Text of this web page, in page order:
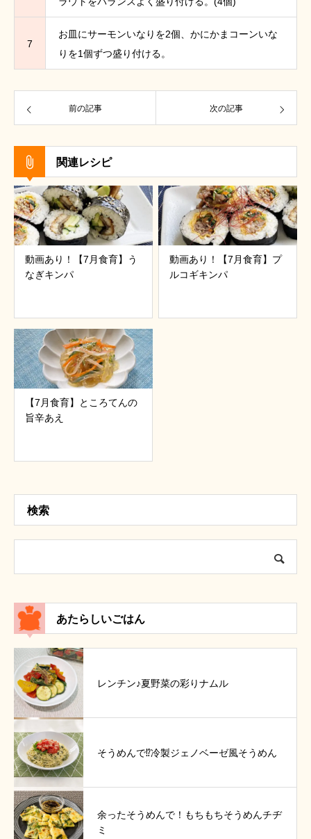
7
お皿にサーモンいなりを2個、かにかまコーンいな
りを1個ずつ盛り付ける。
前の記事 次の記事
関連レシピ
動画あり！【7月食育】う
なぎキンパ
動画あり！【7月食育】プ
ルコギキンパ
【7月食育】ところてんの
旨辛あえ
検索
あたらしいごはん
レンチン♪夏野菜の彩りナムル
そうめんで⁉冷製ジェノベーゼ風そうめん
余ったそうめんで！もちもちそうめんチヂ
ミ